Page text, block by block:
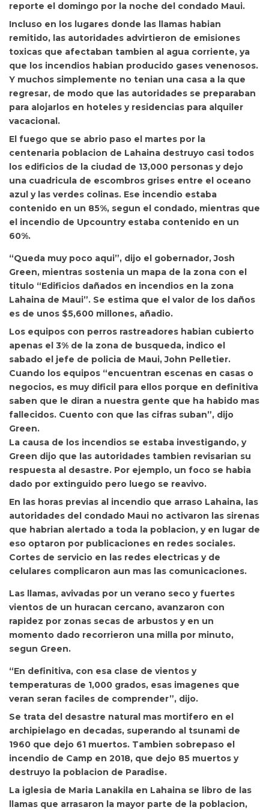
reporte el domingo por la noche del condado Maui.
Incluso en los lugares donde las llamas habian
remitido, las autoridades advirtieron de emisiones
toxicas que afectaban tambien al agua corriente, ya
que los incendios habian producido gases venenosos.
Y muchos simplemente no tenian una casa a la que
regresar, de modo que las autoridades se preparaban
para alojarlos en hoteles y residencias para alquiler
vacacional.
El fuego que se abrio paso el martes por la
centenaria poblacion de Lahaina destruyo casi todos
los edificios de la ciudad de 13,000 personas y dejo
una cuadricula de escombros grises entre el oceano
azul y las verdes colinas. Ese incendio estaba
contenido en un 85%, segun el condado, mientras que
el incendio de Upcountry estaba contenido en un
60%.
“Queda muy poco aqui”, dijo el gobernador,Josh
Green, mientras sostenia un mapa de la zona con el
titulo “Edificios dañados en incendios en la zona
Lahaina de Maui”. Se estima que el valor de los daños
es de unos $5,600 millones, añadio.
Los equipos con perros rastreadores habian cubierto
apenas el 3% de la zona de busqueda, indico el
sabado el jefe de policia de Maui,John Pelletier.
Cuando los equipos “encuentran escenas en casas o
negocios, es muy dificil para ellos porque en definitiva
saben que le diran a nuestra gente que ha habido mas
fallecidos. Cuento con que las cifras suban”, dijo
Green.
La causa de los incendios se estaba investigando, y
Green dijo que las autoridades tambien revisarian su
respuesta al desastre. Por ejemplo, un foco se habia
dado por extinguido pero luego se reavivo.
En las horas previas al incendio que arraso Lahaina, las
autoridades del condado Maui no activaron las sirenas
que habrian alertado a toda la poblacion, y en lugar de
eso optaron por publicaciones en redes sociales.
Cortes de servicio en las redes electricas y de
celulares complicaron aun mas las comunicaciones.
Las llamas, avivadas por un verano seco y fuertes
vientos de un huracan cercano, avanzaron con
rapidez por zonas secas de arbustos y en un
momento dado recorrieron una milla por minuto,
segun Green.
“En definitiva, con esa clase de vientos y
temperaturas de 1,000 grados, esas imagenes que
veran seran faciles de comprender”, dijo.
Se trata del desastre natural mas mortifero en el
archipielago en decadas, superando al tsunami de
1960 que dejo 61 muertos. Tambien sobrepaso el
incendio de Camp en 2018, que dejo 85 muertos y
destruyo la poblacion de Paradise.
La iglesia de Maria Lanakila en Lahaina se libro de las
llamas que arrasaron la mayor parte de la poblacion,